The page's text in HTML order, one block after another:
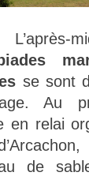
se sont
Au
en relai
de